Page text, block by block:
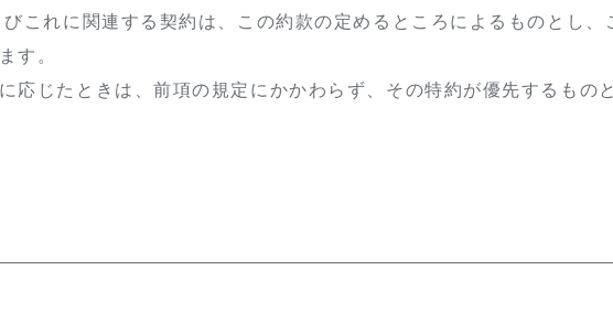
これに関連する契約は、この約款の定めるところによるものとし、
す。
じたときは、前項の規定にかかわらず、その特約が優先するもの